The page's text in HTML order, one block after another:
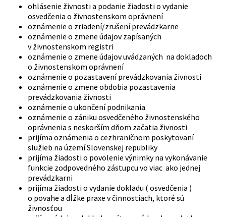
ohlásenie živnosti a podanie žiadosti o vydanie
osvedčenia o živnostenskom oprávnení
oznámenie o zriadení/zrušení prevádzkarne
oznámenie o zmene údajov zapísaných
v živnostenskom registri
oznámenie o zmene údajov uvádzaných na dokladoch
o živnostenskom oprávnení
oznámenie o pozastavení prevádzkovania živnosti
oznámenie o zmene obdobia pozastavenia
prevádzkovania živnosti
oznámenie o ukončení podnikania
oznámenie o zániku osvedčeného živnostenského
oprávnenia s neskorším dňom začatia živnosti
prijíma oznámenia o cezhraničnom poskytovaní
služieb na území Slovenskej republiky
prijíma žiadosti o povolenie výnimky na vykonávanie
funkcie zodpovedného zástupcu vo viac ako jednej
prevádzkarni
prijíma žiadosti o vydanie dokladu ( osvedčenia )
o povahe a dĺžke praxe v činnostiach, ktoré sú
živnosťou